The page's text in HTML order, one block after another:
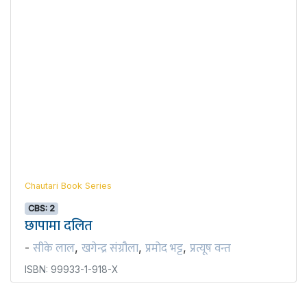
Chautari Book Series
CBS: 2
छापामा दलित
- सीके लाल, खगेन्द्र संग्रौला, प्रमोद भट्ट, प्रत्यूष वन्त
ISBN: 99933-1-918-X